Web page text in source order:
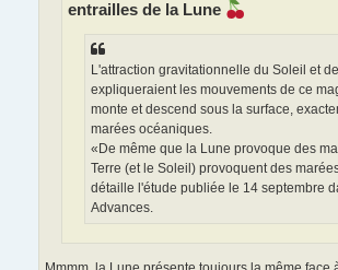
entrailles de la Lune
L'attraction gravitationnelle du Soleil et
expliqueraient les mouvements de ce
monte et descend sous la surface,
marées océaniques.
«De même que la Lune provoque des
Terre (et le Soleil) provoquent des
détaille l'étude publiée le 14 septembre
Advances.